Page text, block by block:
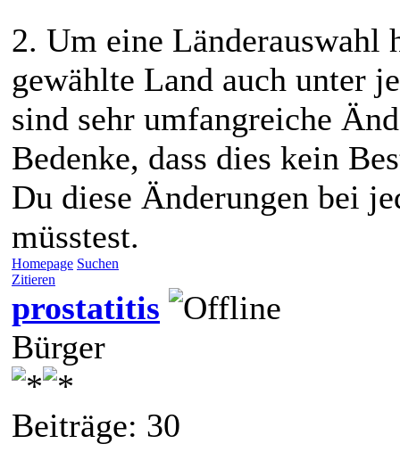
2. Um eine Länderauswahl
gewählte Land auch unter
sind sehr umfangreiche
Bedenke, dass dies kein
Du diese Änderungen bei
müsstest.
Homepage Suchen
Zitieren
prostatitis
Bürger
Beiträge: 30